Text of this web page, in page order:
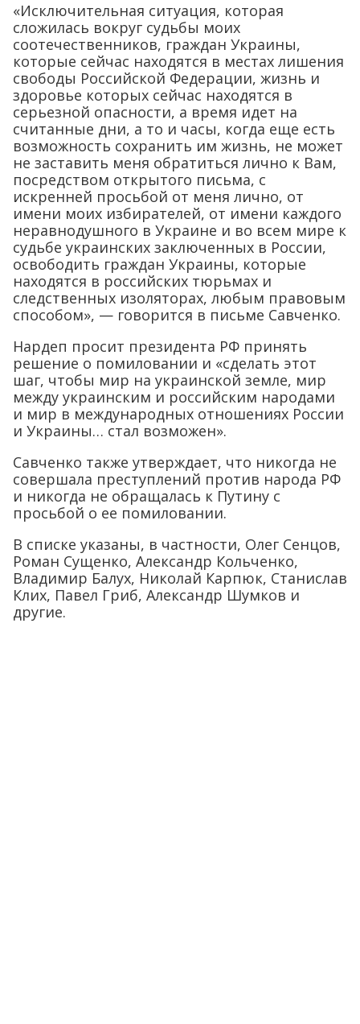
«Исключительная ситуация, которая
сложилась вокруг судьбы моих
соотечественников, граждан Украины,
которые сейчас находятся в местах лишения
свободы Российской Федерации, жизнь и
здоровье которых сейчас находятся в
серьезной опасности, а время идет на
считанные дни, а то и часы, когда еще есть
возможность сохранить им жизнь, не может
не заставить меня обратиться лично к Вам,
посредством открытого письма, с
искренней просьбой от меня лично, от
имени моих избирателей, от имени каждого
неравнодушного в Украине и во всем мире к
судьбе украинских заключенных в России,
освободить граждан Украины, которые
находятся в российских тюрьмах и
следственных изоляторах, любым правовым
способом», — говорится в письме Савченко.
Нардеп просит президента РФ принять
решение о помиловании и «сделать этот
шаг, чтобы мир на украинской земле, мир
между украинским и российским народами
и мир в международных отношениях России
и Украины… стал возможен».
Савченко также утверждает, что никогда не
совершала преступлений против народа РФ
и никогда не обращалась к Путину с
просьбой о ее помиловании.
В списке указаны, в частности, Олег Сенцов,
Роман Сущенко, Александр Кольченко,
Владимир Балух, Николай Карпюк, Станислав
Клих, Павел Гриб, Александр Шумков и
другие.